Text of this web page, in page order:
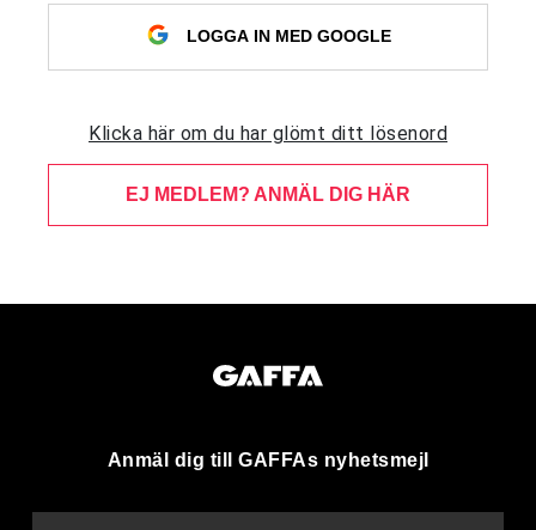
LOGGA IN MED GOOGLE
Klicka här om du har glömt ditt lösenord
EJ MEDLEM? ANMÄL DIG HÄR
Anmäl dig till GAFFAs nyhetsmejl